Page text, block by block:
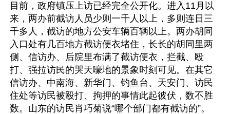
目前，政府镇压上访已经完全公开化。进入11月以
来，两办前截访人员少则一千人以上，多则连日三
千多人，截访的地方公安车辆百辆以上。两办胡同
入口处有几百地方截访便衣堵住，长长的胡同里两
侧、信访办、后院里布满了截访便衣，拦截、殴
打、强拉访民的哭天嚎地的景象时刻可见。在其它
信访办、中南海、新华门、钓鱼台、天安门、访民
住处等访民被殴打、拘押的事情此起彼伏，数不胜
数。山东的访民肖巧菊说“哪个部门都有截访的”。